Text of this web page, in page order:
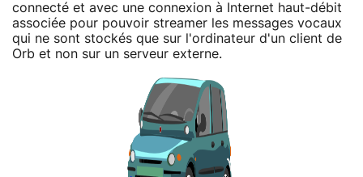
connecté et avec une connexion à Internet haut-débit
associée pour pouvoir streamer les messages vocaux
qui ne sont stockés que sur l'ordinateur d'un client de
Orb et non sur un serveur externe.